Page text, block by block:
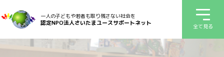
一人の子どもや若者も取り残さない社会を
認定NPO法人さいたまユースサポートネット 全て見る